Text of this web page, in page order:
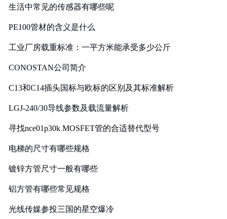
生活中常见的传感器有哪些呢
PE100管材的含义是什么
工业厂房载重标准：一平方米能承受多少公斤
CONOSTAN公司简介
C13和C14插头国标与欧标的区别及其标准解析
LGJ-240/30导线参数及载流量解析
寻找nce01p30k MOSFET管的合适替代型号
电梯的尺寸有哪些规格
镀锌方管尺寸一般有哪些
铝方管有哪些常见规格
光线传媒参投三国的星空爆冷